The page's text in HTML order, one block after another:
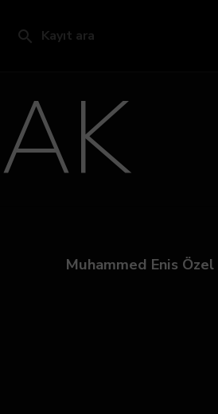
Kayıt ara
AK
Muhammed Enis Özel